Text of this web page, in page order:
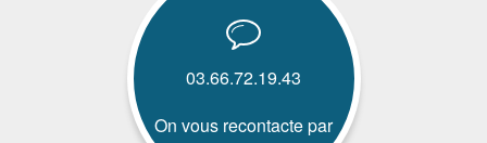
03.66.72.19.43
On vous recontacte par